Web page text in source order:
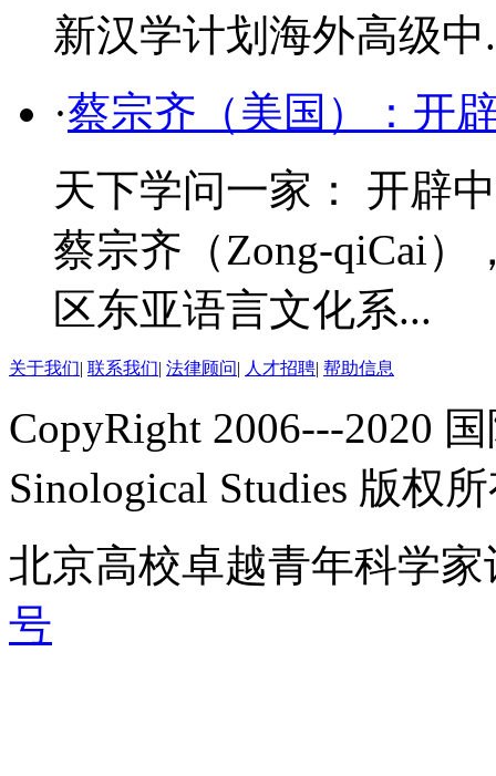
新汉学计划海外高级中
·蔡宗齐（美国）：开
天下学问一家： 开辟
蔡宗齐（Zong-qiCai）
区东亚语言文化系...
关于我们| 联系我们| 法律顾问| 人才招聘| 帮助信息
CopyRight 2006---2020
Sinological Studies 版权
北京高校卓越青年科学
号